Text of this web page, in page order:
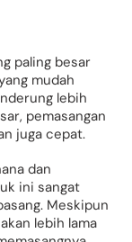
paling besar
mudah
lebih
pemasangan
juga cepat.
dan
ini sangat
Meskipun
lebih lama